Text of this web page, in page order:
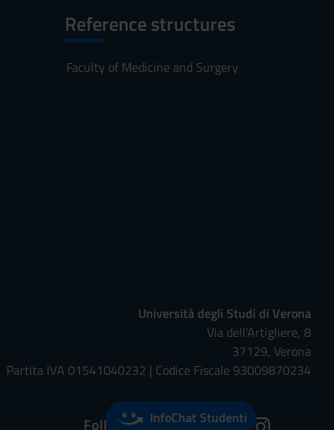
Reference structures
Faculty of Medicine and Surgery
Università degli Studi di Verona
Via dell'Artigliere, 8
37129, Verona
Partita IVA 01541040232 | Codice Fiscale 93009870234
Follow us on:InfoChat Studenti